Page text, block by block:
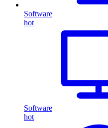
Software
hot
Software
hot